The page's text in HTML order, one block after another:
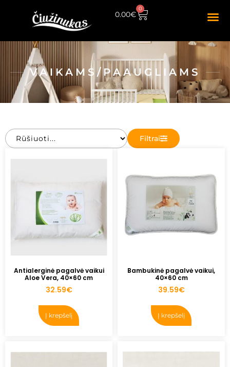
0.00€
0
VAIKAMS/PAAUGLIAMS
Filtrai
Antialerginė pagalvė vaikui
Aloe Vera, 40×60 cm
32.59€
Į krepšelį
Bambukinė pagalvė vaikui,
40×60 cm
39.59€
Į krepšelį